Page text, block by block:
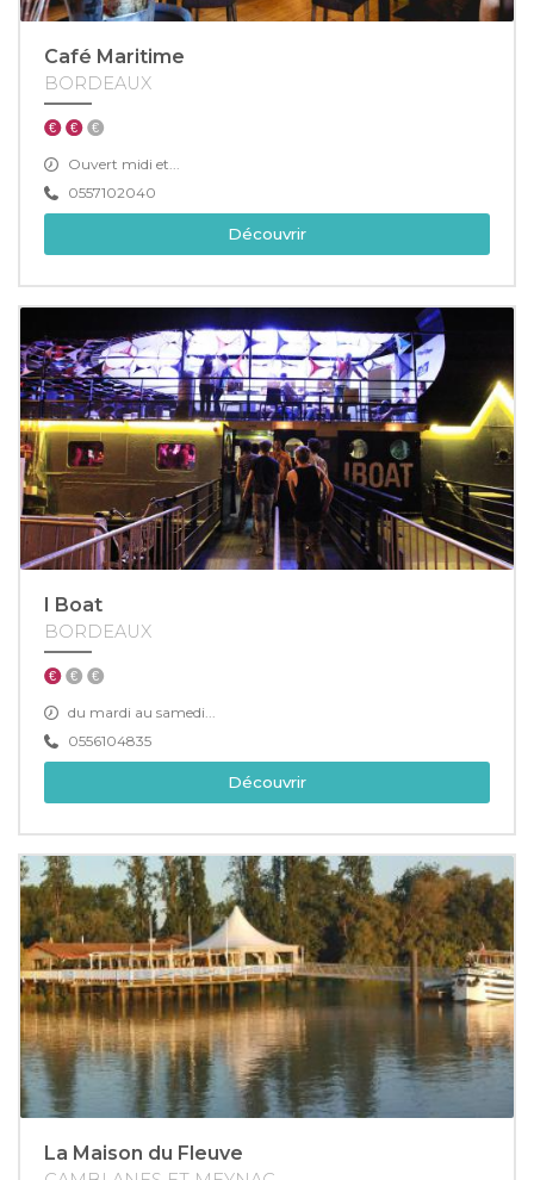
Café Maritime
BORDEAUX
Ouvert midi et...
0557102040
Découvrir
I Boat
BORDEAUX
du mardi au samedi...
0556104835
Découvrir
La Maison du Fleuve